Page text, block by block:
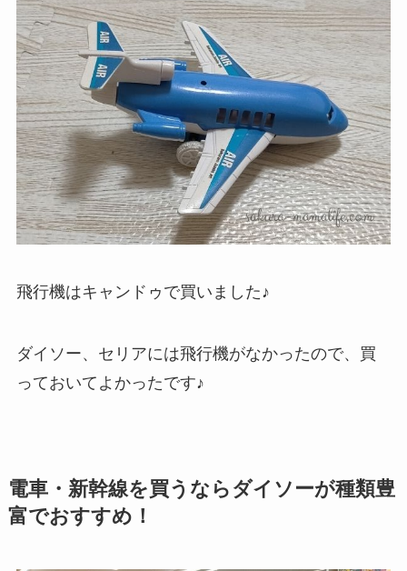
飛行機はキャンドゥで買いました♪
ダイソー、セリアには飛行機がなかったので、買
っておいてよかったです♪
電車・新幹線を買うならダイソーが種類豊
富でおすすめ！